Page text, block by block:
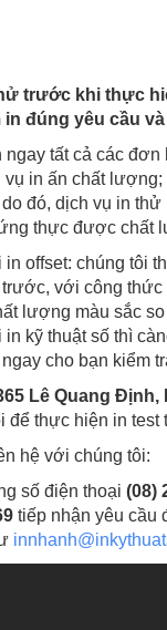
trước khi thực
in đúng yêu cầu
ngay tất cả các
vụ in ấn chất
đó, dịch vụ in
thực được chất
offset: chúng tôi
trước, với công
lượng màu sắc
kỹ thuật số thì
cho bạn kiểm
Lê Quang Định,
để thực hiện in test
hệ với chúng tôi:
số điện thoại (08)
tiếp nhận yêu cầu